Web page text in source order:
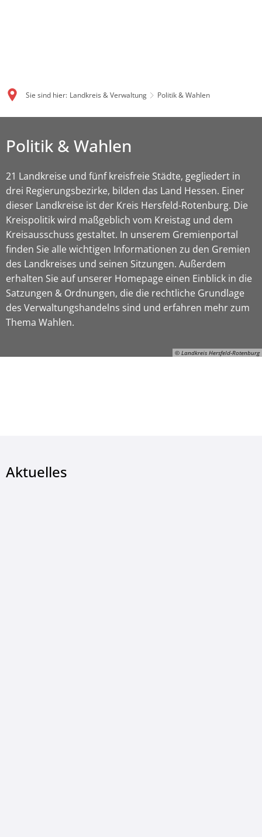
Sie sind hier: Landkreis & Verwaltung Politik & Wahlen
© Landkreis Hersfeld-Rotenburg
Politik & Wahlen
21 Landkreise und fünf kreisfreie Städte, gegliedert in
drei Regierungsbezirke, bilden das Land Hessen. Einer
dieser Landkreise ist der Kreis Hersfeld-Rotenburg. Die
Kreispolitik wird maßgeblich vom Kreistag und dem
Kreisausschuss gestaltet. In unserem Gremienportal
finden Sie alle wichtigen Informationen zu den Gremien
des Landkreises und seinen Sitzungen. Außerdem
erhalten Sie auf unserer Homepage einen Einblick in die
Satzungen & Ordnungen, die die rechtliche Grundlage
des Verwaltungshandelns sind und erfahren mehr zum
Thema Wahlen.
Aktuelles